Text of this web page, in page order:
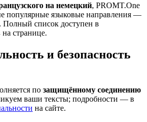
на немецкий, PROMT.One
популярные языковые направления —
Полный список доступен в
на странице.
и безопасность
по защищённому соединению
ваши тексты; подробности — в
на сайте.